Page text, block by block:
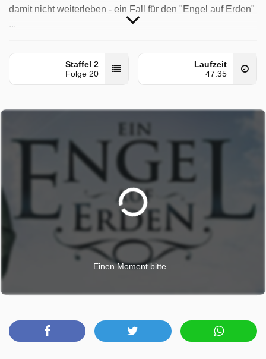
damit nicht weiterleben - ein Fall für den "Engel auf Erden"
...
Dienstag 28 April 2026, 10:00 Uhr.
Staffel 2
Folge 20
Laufzeit
47:35
Einen Moment bitte...